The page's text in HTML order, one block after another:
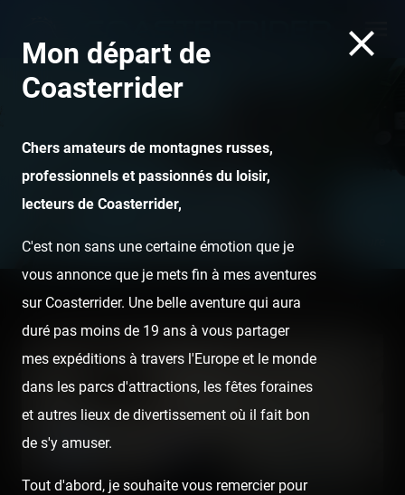
Incredible Hulk - Universal's Islands of Adventure
Home Posts Videos Coasterrider en prime time sur M6
Mon départ de
Coasterrider
Chers amateurs de montagnes russes,
professionnels et passionnés du loisir,
lecteurs de Coasterrider,
C'est non sans une certaine émotion que je
vous annonce que je mets fin à mes aventures
sur Coasterrider. Une belle aventure qui aura
duré pas moins de 19 ans à vous partager
mes expéditions à travers l'Europe et le monde
dans les parcs d'attractions, les fêtes foraines
et autres lieux de divertissement où il fait bon
de s'y amuser.
Tout d'abord, je souhaite vous remercier pour